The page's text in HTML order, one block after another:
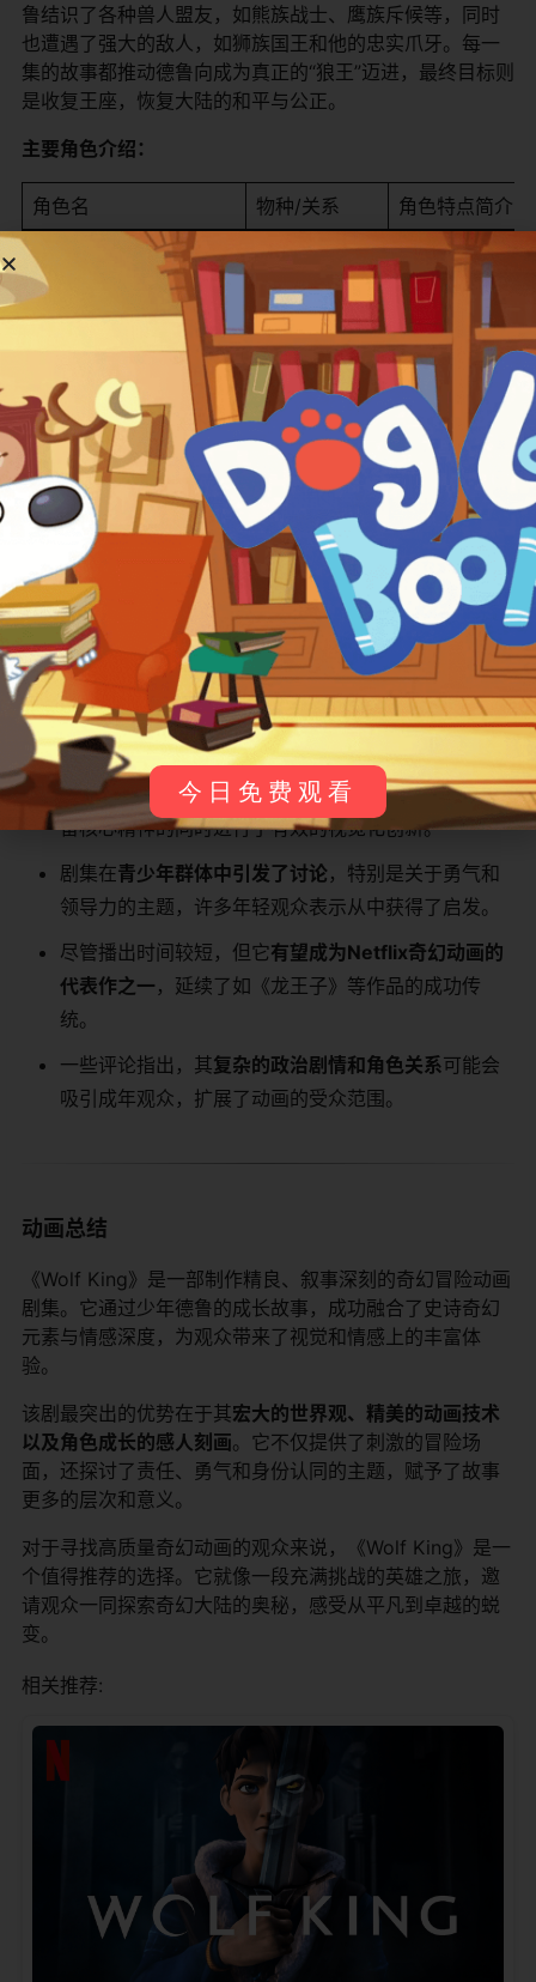
鲁结识了各种兽人盟友，如熊族战士、鹰族斥候等，同时
也遭遇了强大的敌人，如狮族国王和他的忠实爪牙。每一
集的故事都推动德鲁向成为真正的“狼王”迈进，最终目标则
是收复王座，恢复大陆的和平与公正。
​主要角色介绍：​
角色名 物种/关系 角色特点简介
​德鲁·费兰 (Drew Ferran)​ 狼族（主角） 16岁少年，狼
​狮族国王 (Lion Lord)​ 狮族（反派） 当前的统治者，
​熊族战士 (Bear Warrior)​ 熊族（盟友） 德鲁的忠实盟友
​鹰族斥候 (Eagle Scout)​ 鹰族（盟友） 提供情报和侦察
观众反馈与影响
《Wolf King》自播出以来，在其目标受众中获得了积极的
反馈：
该剧因其​ ​高质量的动画制作和深刻的叙事​​而受到许多
奇幻爱好者的赞扬。观众欣赏其宏大的世界观和角色
成长弧光，认为它成功融合了动作与情感元素。
其​​对原著小说的改编​ ​得到了粉丝的认可，被认为在保
留核心精神的同时进行了有效的视觉化创新。
剧集在​​青少年群体中引发了讨论​ ​，特别是关于勇气和
领导力的主题，许多年轻观众表示从中获得了启发。
尽管播出时间较短，但它​​有望成为Netflix奇幻动画的
代表作之一​ ​，延续了如《龙王子》等作品的成功传
统。
一些评论指出，其​​复杂的政治剧情和角色关系​​可能会
吸引成年观众，扩展了动画的受众范围。
动画总结
《Wolf King》是一部制作精良、叙事深刻的奇幻冒险动画
剧集。它通过少年德鲁的成长故事，成功融合了史诗奇幻
元素与情感深度，为观众带来了视觉和情感上的丰富体
验。
该剧最突出的优势在于其​​宏大的世界观、精美的动画技术
以及角色成长的感人刻画​​。它不仅提供了刺激的冒险场
面，还探讨了责任、勇气和身份认同的主题，赋予了故事
更多的层次和意义。
对于寻找高质量奇幻动画的观众来说，《Wolf King》是一
个值得推荐的选择。它就像一段充满挑战的英雄之旅，邀
请观众一同探索奇幻大陆的奥秘，感受从平凡到卓越的蜕
变。
相关推荐:
今日免费观看